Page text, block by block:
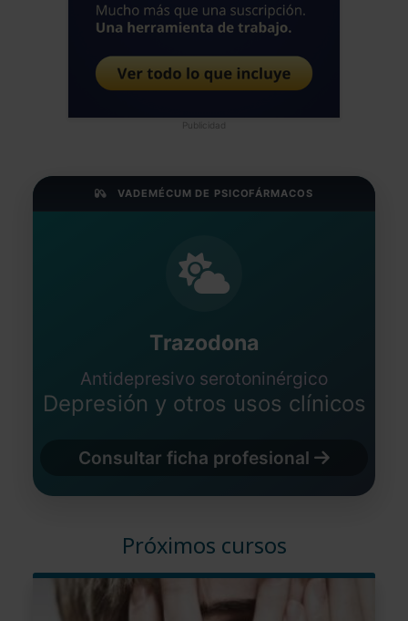
Publicidad
VADEMÉCUM DE PSICOFÁRMACOS
Trazodona
Antidepresivo serotoninérgico
Depresión y otros usos clínicos
Consultar ficha profesional
Próximos cursos